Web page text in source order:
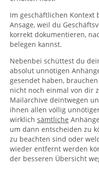
Im geschäftlichen
Ansage, weil du
korrekt dokumentieren,
belegen kannst.
Nebenbei schüttest du
absolut unnötigen
gesendet haben, brauchen
nicht noch einmal von dir
Mailarchive deintwegen
ihnen allen völlig
wirklich sämtliche
um dann entscheiden zu
zu beachten sind oder
wieder entfernt werden
der besseren Übersicht